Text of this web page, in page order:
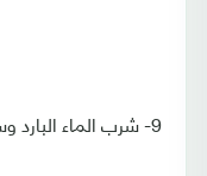
9- شرب الماء البارد وسط الطعام يُزيد دهون البطن «الكِرش»